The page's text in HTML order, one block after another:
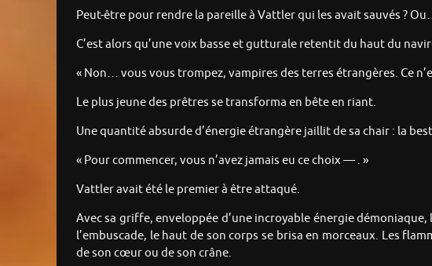
Peut-être pour rendre la pareille à Vattler qui les avait sauvés ?
C’est alors qu’une voix basse et gutturale retentit du haut du
« Non… vous vous trompez, vampires des terres étrangères. Ce
Le plus jeune des prêtres se transforma en bête en riant.
Une quantité absurde d’énergie étrangère jaillit de sa chair : la
« Pour commencer, vous n’avez jamais eu ce choix — . »
Vattler avait été le premier à être attaqué.
Avec sa griffe, enveloppée d’une incroyable énergie
l’embuscade, le haut de son corps se brisa en morceaux. Les
de son cœur ou de son crâne.